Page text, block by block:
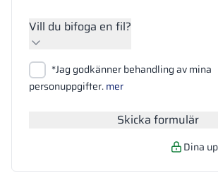
Vill du bifoga en fil?
Bifoga filer
Sök
*Jag godkänner behandling av mina
personuppgifter.mer
Skicka formulär
Dina